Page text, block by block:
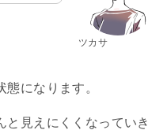
ツカサ
になります。
見えにくくなっていき